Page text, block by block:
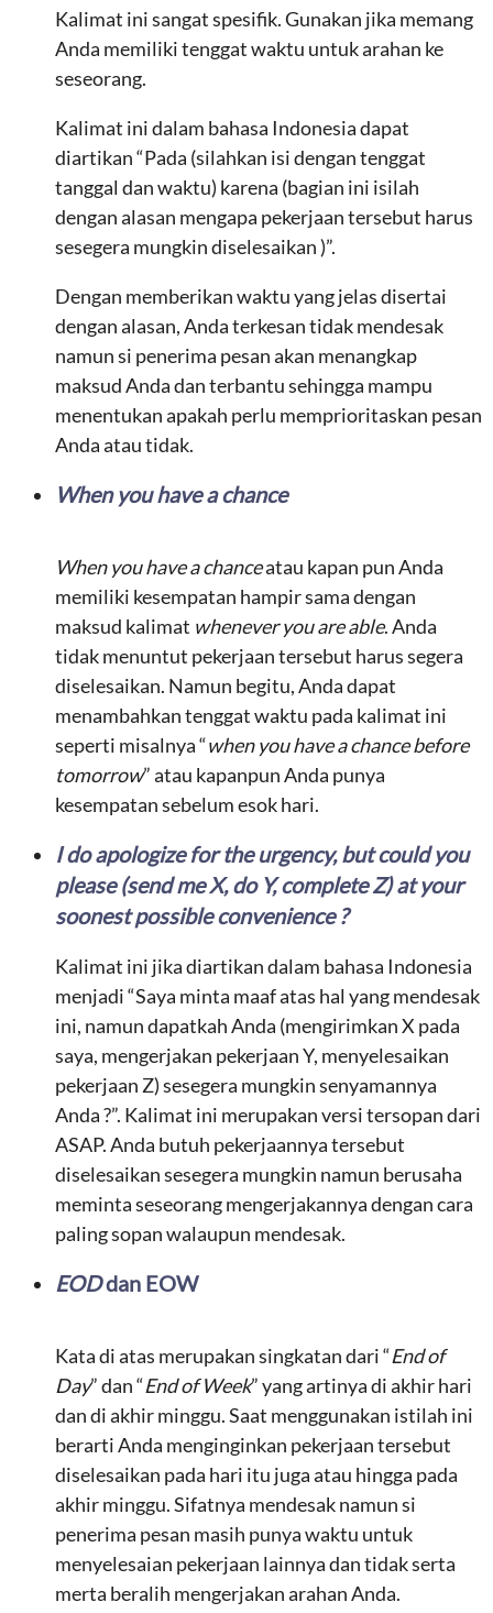
Kalimat ini sangat spesifik. Gunakan jika memang
Anda memiliki tenggat waktu untuk arahan ke
seseorang.
Kalimat ini dalam bahasa Indonesia dapat
diartikan “Pada (silahkan isi dengan tenggat
tanggal dan waktu) karena (bagian ini isilah
dengan alasan mengapa pekerjaan tersebut harus
sesegera mungkin diselesaikan )”.
Dengan memberikan waktu yang jelas disertai
dengan alasan, Anda terkesan tidak mendesak
namun si penerima pesan akan menangkap
maksud Anda dan terbantu sehingga mampu
menentukan apakah perlu memprioritaskan pesan
Anda atau tidak.
When you have a chance
When you have a chanceatau kapan pun Anda
memiliki kesempatan hampir sama dengan
maksud kalimat whenever you are able. Anda
tidak menuntut pekerjaan tersebut harus segera
diselesaikan. Namun begitu, Anda dapat
menambahkan tenggat waktu pada kalimat ini
seperti misalnya “when you have a chance before
tomorrow” atau kapanpun Anda punya
kesempatan sebelum esok hari.
I do apologize for the urgency, but could you
please (send me X, do Y, complete Z) at your
soonest possible convenience ?
Kalimat ini jika diartikan dalam bahasa Indonesia
menjadi “Saya minta maaf atas hal yang mendesak
ini, namun dapatkah Anda (mengirimkan X pada
saya, mengerjakan pekerjaan Y, menyelesaikan
pekerjaan Z) sesegera mungkin senyamannya
Anda ?”. Kalimat ini merupakan versi tersopan dari
ASAP. Anda butuh pekerjaannya tersebut
diselesaikan sesegera mungkin namun berusaha
meminta seseorang mengerjakannya dengan cara
paling sopan walaupun mendesak.
EODdan EOW
Kata di atas merupakan singkatan dari “End of
Day” dan “End of Week” yang artinya di akhir hari
dan di akhir minggu. Saat menggunakan istilah ini
berarti Anda menginginkan pekerjaan tersebut
diselesaikan pada hari itu juga atau hingga pada
akhir minggu. Sifatnya mendesak namun si
penerima pesan masih punya waktu untuk
menyelesaian pekerjaan lainnya dan tidak serta
merta beralih mengerjakan arahan Anda.